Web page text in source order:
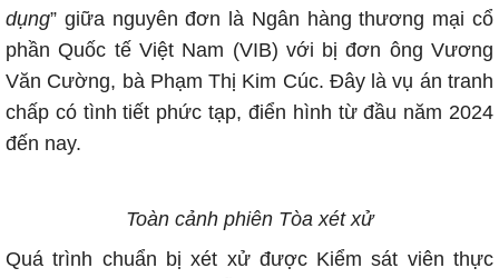
dụng” giữa nguyên đơn là Ngân hàng thương mại cổ
phần Quốc tế Việt Nam (VIB) với bị đơn ông Vương
Văn Cường, bà Phạm Thị Kim Cúc. Đây là vụ án tranh
chấp có tình tiết phức tạp, điển hình từ đầu năm 2024
đến nay.
Toàn cảnh phiên Tòa xét xử
Quá trình chuẩn bị xét xử được Kiểm sát viên thực